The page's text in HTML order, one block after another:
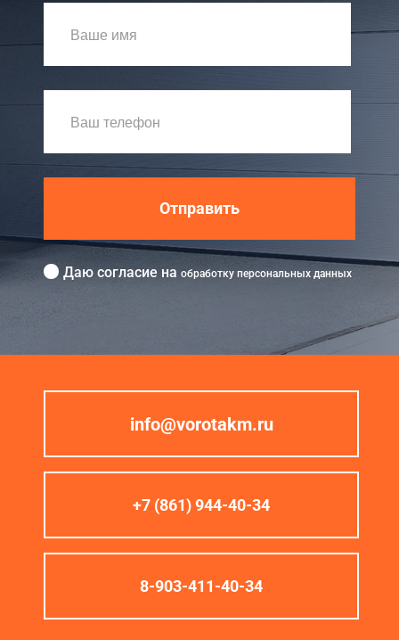
Отправить
Даю согласие на обработку персональных данных
info@vorotakm.ru
+7 (861) 944-40-34
8-903-411-40-34